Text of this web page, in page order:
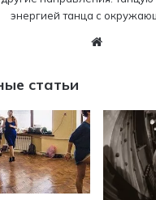
энергией танца с
статьи